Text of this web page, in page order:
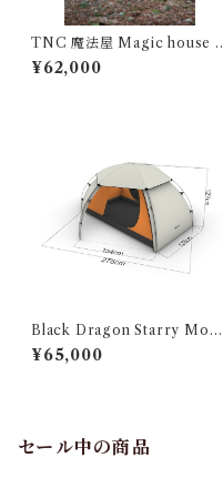
TNC 魔法屋 Magic house 2
224042001
¥62,000
Black Dragon Starry Moon
星月
¥65,000
セール中の商品